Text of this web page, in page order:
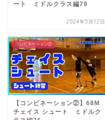
ート ミドルクラス編79
2024年5月12日
コンビネーション②
【コンビネーション②】68M
チェイス シュート ミドルク